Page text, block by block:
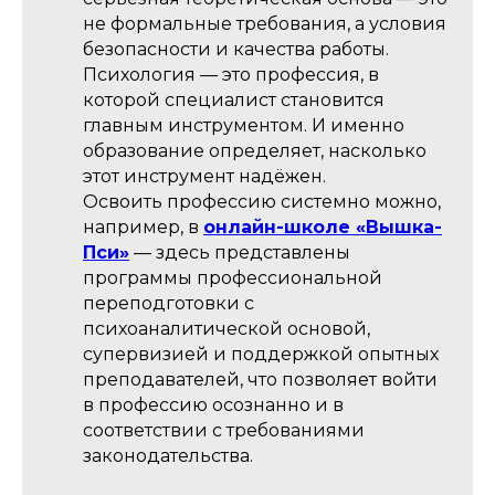
не формальные требования, а условия
безопасности и качества работы.
Психология — это профессия, в
которой специалист становится
главным инструментом. И именно
образование определяет, насколько
этот инструмент надёжен.
Освоить профессию системно можно,
например, в онлайн-школе «Вышка-
Пси» — здесь представлены
программы профессиональной
переподготовки с
психоаналитической основой,
супервизией и поддержкой опытных
преподавателей, что позволяет войти
в профессию осознанно и в
соответствии с требованиями
законодательства.